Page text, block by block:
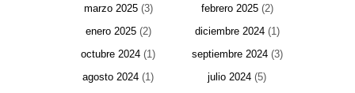
marzo 2025(3) febrero 2025(2)
enero 2025(2) diciembre 2024(1)
octubre 2024 (1) septiembre 2024(3)
agosto 2024 (1) julio 2024 (5)